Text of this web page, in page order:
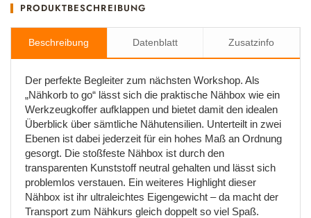
PRODUKTBESCHREIBUNG
Beschreibung Datenblatt Zusatzinfo
Der perfekte Begleiter zum nächsten Workshop. Als
„Nähkorb to go“ lässt sich die praktische Nähbox wie ein
Werkzeugkoffer aufklappen und bietet damit den idealen
Überblick über sämtliche Nähutensilien. Unterteilt in zwei
Ebenen ist dabei jederzeit für ein hohes Maß an Ordnung
gesorgt. Die stoßfeste Nähbox ist durch den
transparenten Kunststoff neutral gehalten und lässt sich
problemlos verstauen. Ein weiteres Highlight dieser
Nähbox ist ihr ultraleichtes Eigengewicht – da macht der
Transport zum Nähkurs gleich doppelt so viel Spaß.